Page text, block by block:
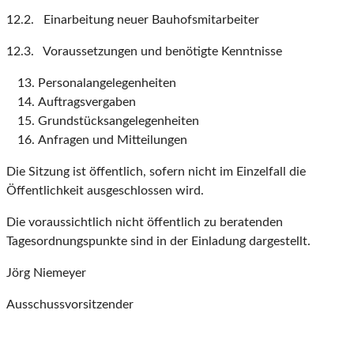
12.2. Einarbeitung neuer Bauhofsmitarbeiter
12.3. Voraussetzungen und benötigte Kenntnisse
Personalangelegenheiten
Auftragsvergaben
Grundstücksangelegenheiten
Anfragen und Mitteilungen
Die Sitzung ist öffentlich, sofern nicht im Einzelfall die
Öffentlichkeit ausgeschlossen wird.
Die voraussichtlich nicht öffentlich zu beratenden
Tagesordnungspunkte sind in der Einladung dargestellt.
Jörg Niemeyer
Ausschussvorsitzender